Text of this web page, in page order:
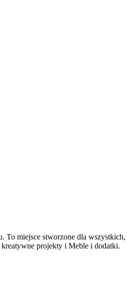
To miejsce stworzone dla wszystkich,
projekty i Meble i dodatki.